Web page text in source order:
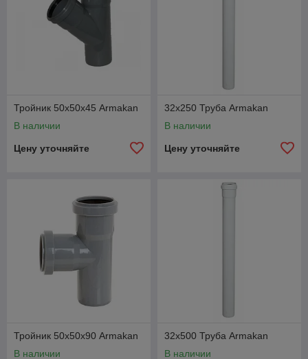
Тройник 50х50х45 Armakan
В наличии
Цену уточняйте
32х250 Труба Armakan
В наличии
Цену уточняйте
Тройник 50х50х90 Armakan
В наличии
32х500 Труба Armakan
В наличии